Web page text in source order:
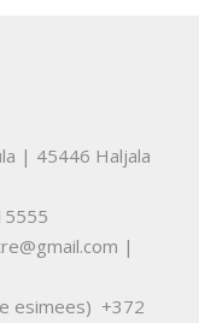
| 45446 Haljala
|
esimees) +372